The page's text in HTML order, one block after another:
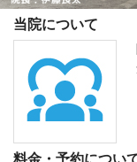
当院について